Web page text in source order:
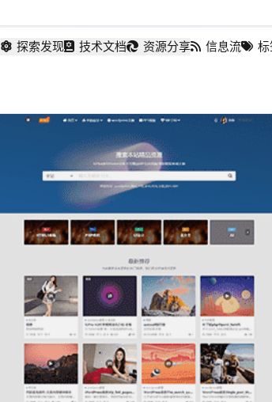
探索发现 技术文档 资源分享 信息流 标